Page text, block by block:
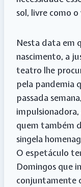
sol, livre como
Nesta data em
nascimento, a
teatro lhe
pela pandemia
passada
quem também
singela
O espetáculo
Domingos que
conjuntamente